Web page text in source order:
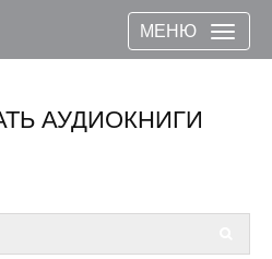
МЕНЮ
АУДИОКНИГИ